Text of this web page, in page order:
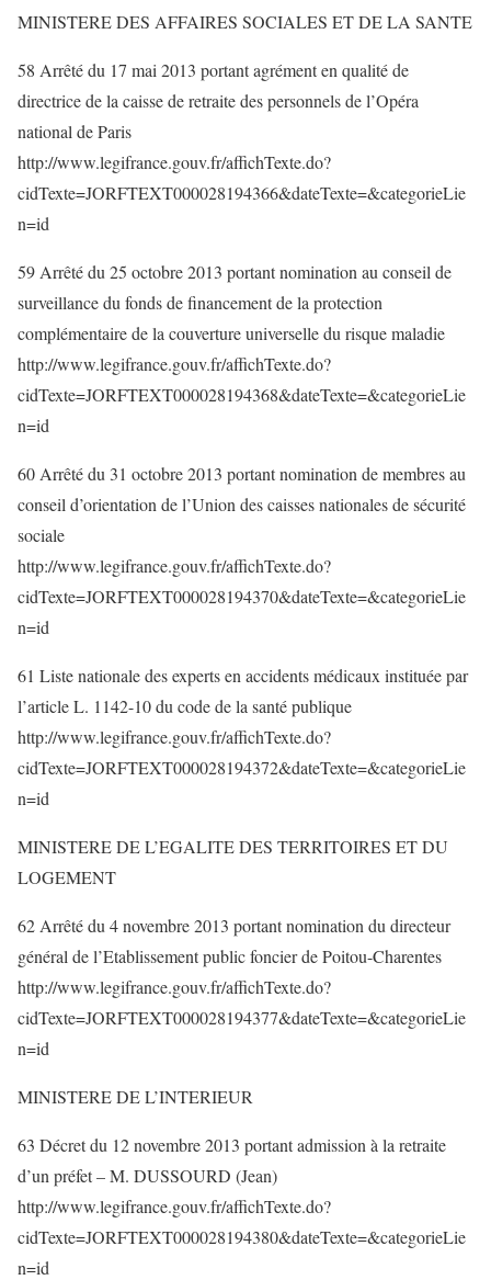
MINISTERE DES AFFAIRES SOCIALES ET DE LA SANTE
58 Arrêté du 17 mai 2013 portant agrément en qualité de
directrice de la caisse de retraite des personnels de l’Opéra
national de Paris
http://www.legifrance.gouv.fr/affichTexte.do?
cidTexte=JORFTEXT000028194366&dateTexte=&categorieLie
n=id
59 Arrêté du 25 octobre 2013 portant nomination au conseil de
surveillance du fonds de financement de la protection
complémentaire de la couverture universelle du risque maladie
http://www.legifrance.gouv.fr/affichTexte.do?
cidTexte=JORFTEXT000028194368&dateTexte=&categorieLie
n=id
60 Arrêté du 31 octobre 2013 portant nomination de membres au
conseil d’orientation de l’Union des caisses nationales de sécurité
sociale
http://www.legifrance.gouv.fr/affichTexte.do?
cidTexte=JORFTEXT000028194370&dateTexte=&categorieLie
n=id
61 Liste nationale des experts en accidents médicaux instituée par
l’article L. 1142-10 du code de la santé publique
http://www.legifrance.gouv.fr/affichTexte.do?
cidTexte=JORFTEXT000028194372&dateTexte=&categorieLie
n=id
MINISTERE DE L’EGALITE DES TERRITOIRES ET DU
LOGEMENT
62 Arrêté du 4 novembre 2013 portant nomination du directeur
général de l’Etablissement public foncier de Poitou-Charentes
http://www.legifrance.gouv.fr/affichTexte.do?
cidTexte=JORFTEXT000028194377&dateTexte=&categorieLie
n=id
MINISTERE DE L’INTERIEUR
63 Décret du 12 novembre 2013 portant admission à la retraite
d’un préfet – M. DUSSOURD (Jean)
http://www.legifrance.gouv.fr/affichTexte.do?
cidTexte=JORFTEXT000028194380&dateTexte=&categorieLie
n=id